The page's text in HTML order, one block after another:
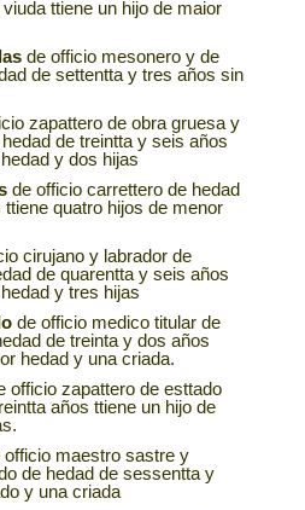
ttiene un hijo de maior
de officio mesonero y de
de settentta y tres años sin
zapattero de obra gruesa y
de treintta y seis años
y dos hijas
de officio carrettero de hedad
quatro hijos de menor
cirujano y labrador de
de quarentta y seis años
y tres hijas
de officio medico titular de
de treinta y dos años
hedad y una criada.
officio zapattero de esttado
años ttiene un hijo de
maestro sastre y
de hedad de sessentta y
y una criada